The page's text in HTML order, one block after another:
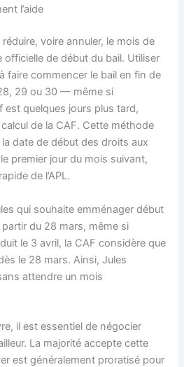
l’aide
voire annuler, le mois de
officielle de début du bail. Utiliser
faire commencer le bail en fin de
29 ou 30 — même si
est quelques jours plus tard,
de la CAF. Cette méthode
date de début des droits aux
premier jour du mois suivant,
de l’APL.
qui souhaite emménager début
du 28 mars, même si
le 3 avril, la CAF considère que
le 28 mars. Ainsi, Jules
attendre un mois
il est essentiel de négocier
La majorité accepte cette
est généralement proratisé pour